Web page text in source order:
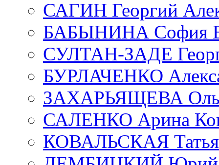
САГИН Георгий
БАБЫНИНА София
СУЛТАН-ЗАДЕ
БУРЛАЧЕНКО
ЗАХАРЬЯЩЕВА
САЛЕНКО Арина
КОВАЛЬСКАЯ